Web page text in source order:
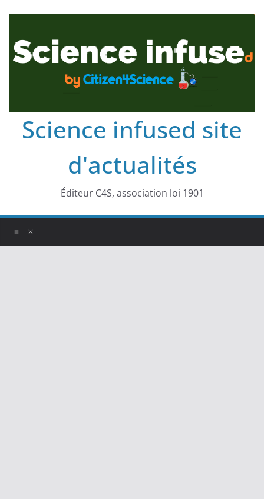
Science infused site
d'actualités
Éditeur C4S, association loi 1901